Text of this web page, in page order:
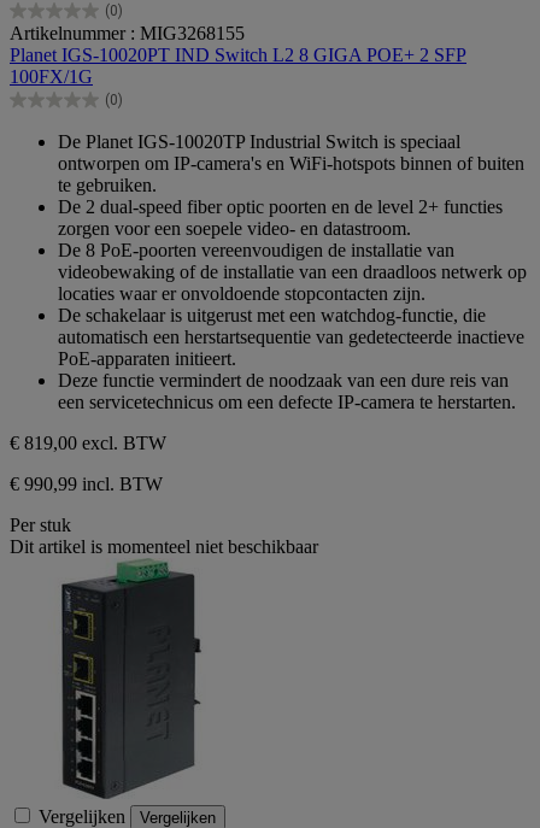
(0)
0.0
van
de
5
sterren.
Artikelnummer : MIG3268155
Planet IGS-10020PT IND Switch L2 8 GIGA POE+ 2 SFP
100FX/1G
(0)
0.0
sterren.
De Planet IGS-10020TP Industrial Switch is speciaal
ontworpen om IP-camera's en WiFi-hotspots binnen of buiten
te gebruiken.
De 2 dual-speed fiber optic poorten en de level 2+ functies
zorgen voor een soepele video- en datastroom.
De 8 PoE-poorten vereenvoudigen de installatie van
videobewaking of de installatie van een draadloos netwerk op
locaties waar er onvoldoende stopcontacten zijn.
De schakelaar is uitgerust met een watchdog-functie, die
automatisch een herstartsequentie van gedetecteerde inactieve
PoE-apparaten initieert.
Deze functie vermindert de noodzaak van een dure reis van
een servicetechnicus om een defecte IP-camera te herstarten.
€ 819,00 excl. BTW
€ 990,99 incl. BTW
Per stuk
Dit artikel is momenteel niet beschikbaar
Vergelijken Vergelijken